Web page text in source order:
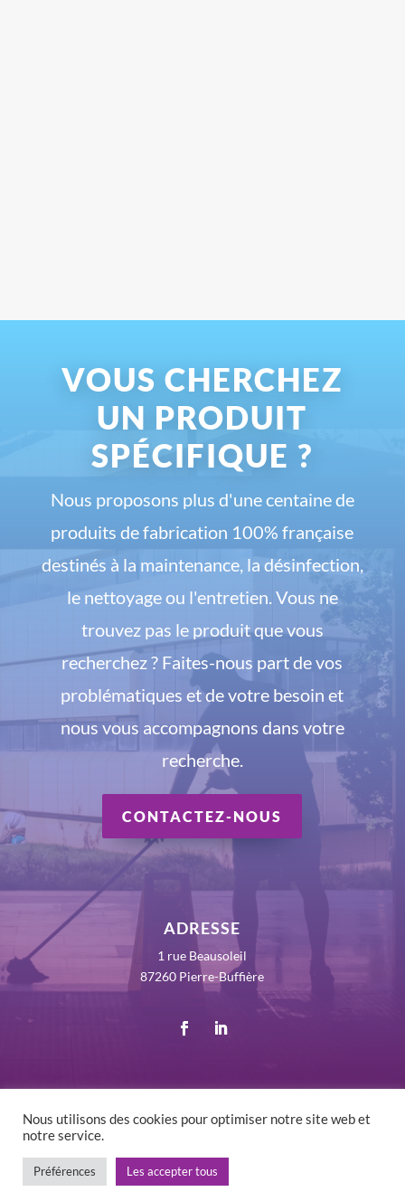
VOUS CHERCHEZ
UN PRODUIT
SPÉCIFIQUE ?
Nous proposons plus d'une centaine de
produits de fabrication 100% française
destinés à la maintenance, la désinfection,
le nettoyage ou l'entretien. Vous ne
trouvez pas le produit que vous
recherchez ? Faites-nous part de vos
problématiques et de votre besoin et
nous vous accompagnons dans votre
recherche.
CONTACTEZ-NOUS
ADRESSE
1 rue Beausoleil
87260 Pierre-Buffière
©2026 RLV France - Tous droits réservés -
Légales-Politique de confidentialité
Nous utilisons des cookies pour optimiser notre site web et
notre service.
Préférences Les accepter tous